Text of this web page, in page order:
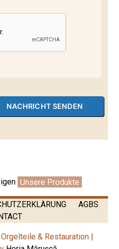
Unsere Produkte
AGBS
& Restauration |